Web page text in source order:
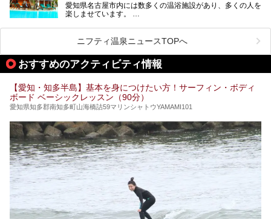
ご紹介します。
愛知県名古屋市内には数多くの温浴施設があり、多くの人を
楽しませています。
ムリエの目線で紹介していきます！
名古屋市内にはスーパー銭湯や日帰り温泉が多く、「どこに
行こうかな？」と悩んでしまう方も多いと思います。
ぜひこの記事を参考にして「キャナル・リゾート」に出かけ
てみるのはいかがでしょうか？
ニフティ温泉ニュースTOPへ
おすすめのアクティビティ情報
【愛知・知多半島】基本を身につけたい方！サーフィン・ボディ
ボード ベーシックレッスン（90分）
愛知県知多郡南知多町山海橋詰59マリンシャトウYAMAMI101